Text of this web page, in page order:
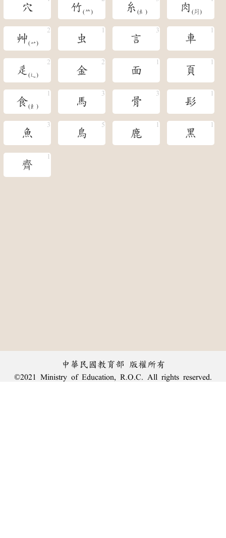
穴 竹(𥫗) 糸 (糹) 肉 (⺼)
艸(艹) 虫 言 車
辵 (辶) 金 面 頁
食(飠) 馬 骨 髟
魚 鳥 鹿 黑
齊
中華民國教育部 版權所有
©2021 Ministry of Education, R.O.C. All rights reserved.